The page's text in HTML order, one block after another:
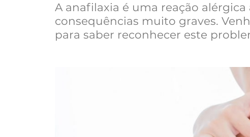
A anafilaxia é uma reação
consequências muito graves.
para saber reconhecer este